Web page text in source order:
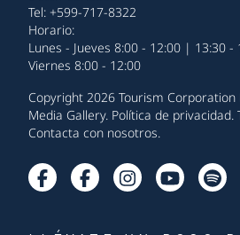
Tel: +599-717-8322
Horario:
Lunes - Jueves 8:00 - 12:00 | 13:30 -
Viernes 8:00 - 12:00
Copyright 2026 Tourism Corporation
Media Gallery. Política de privacidad.
Contacta con nosotros.